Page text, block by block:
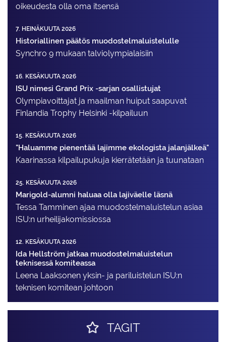
oikeudesta olla oma itsensä
7. HEINÄKUUTA 2026
Historiallinen päätös muodostelmaluistelulle
Synchro 9 mukaan talviolympialaisiin
16. KESÄKUUTA 2026
ISU nimesi Grand Prix -sarjan osallistujat
Olympiavoittajat ja maailman huiput saapuvat
Finlandia Trophy Helsinki -kilpailuun
15. KESÄKUUTA 2026
"Haluamme pienentää lajimme ekologista jalanjälkeä"
Kaarinassa kilpailupukuja kierrätetään ja tuunataan
25. KESÄKUUTA 2026
Marigold-alumni haluaa olla lajiväelle läsnä
Tessa Tamminen ajaa muodostelma­luistelun asiaa
ISU:n urheilija­komissiossa
12. KESÄKUUTA 2026
Ida Hellström jatkaa muodostelmaluistelun
teknisessä komiteassa
Leena Laaksonen yksin- ja pariluistelun ISU:n
teknisen komitean johtoon
TAGIT